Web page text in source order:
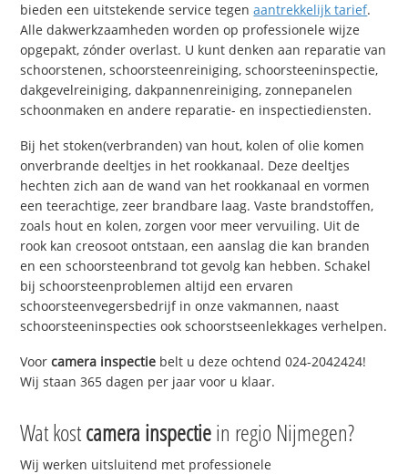
bieden een uitstekende service tegenaantrekkelijk tarief.
Alle dakwerkzaamheden worden op professionele wijze
opgepakt, zónder overlast. U kunt denken aan reparatie van
schoorstenen, schoorsteenreiniging, schoorsteeninspectie,
dakgevelreiniging, dakpannenreiniging, zonnepanelen
schoonmaken en andere reparatie- en inspectiediensten.
Bij het stoken(verbranden) van hout, kolen of olie komen
onverbrande deeltjes in het rookkanaal. Deze deeltjes
hechten zich aan de wand van het rookkanaal en vormen
een teerachtige, zeer brandbare laag. Vaste brandstoffen,
zoals hout en kolen, zorgen voor meer vervuiling. Uit de
rook kan creosoot ontstaan, een aanslag die kan branden
en een schoorsteenbrand tot gevolg kan hebben. Schakel
bij schoorsteenproblemen altijd een ervaren
schoorsteenvegersbedrijf in onze vakmannen, naast
schoorsteeninspecties ook schoorstseenlekkages verhelpen.
Voorcamera inspectie belt u deze ochtend 024-2042424!
Wij staan 365 dagen per jaar voor u klaar.
Wat kostcamera inspectiein regio Nijmegen?
Wij werken uitsluitend met professionele